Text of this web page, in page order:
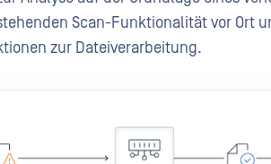
Scan-Funktionalität vor Ort
zur Dateiverarbeitung.